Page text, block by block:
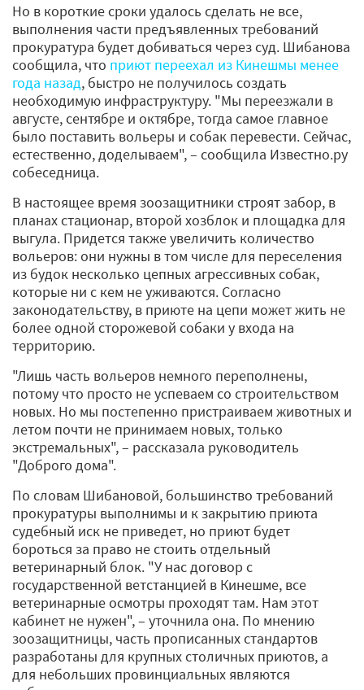
Но в короткие сроки удалось сделать не все,
выполнения части предъявленных требований
прокуратура будет добиваться через суд. Шибанова
сообщила, что приют переехал из Кинешмы менее
года назад, быстро не получилось создать
необходимую инфраструктуру. "Мы переезжали в
августе, сентябре и октябре, тогда самое главное
было поставить вольеры и собак перевести. Сейчас,
естественно, доделываем", – сообщила Известно.ру
собеседница.
В настоящее время зоозащитники строят забор, в
планах стационар, второй хозблок и площадка для
выгула. Придется также увеличить количество
вольеров: они нужны в том числе для переселения
из будок несколько цепных агрессивных собак,
которые ни с кем не уживаются. Согласно
законодательству, в приюте на цепи может жить не
более одной сторожевой собаки у входа на
территорию.
"Лишь часть вольеров немного переполнены,
потому что просто не успеваем со строительством
новых. Но мы постепенно пристраиваем животных и
летом почти не принимаем новых, только
экстремальных", – рассказала руководитель
"Доброго дома".
По словам Шибановой, большинство требований
прокуратуры выполнимы и к закрытию приюта
судебный иск не приведет, но приют будет
бороться за право не стоить отдельный
ветеринарный блок. "У нас договор с
государственной ветстанцией в Кинешме, все
ветеринарные осмотры проходят там. Нам этот
кабинет не нужен", – уточнила она. По мнению
зоозащитницы, часть прописанных стандартов
разработаны для крупных столичных приютов, а
для небольших провинциальных являются